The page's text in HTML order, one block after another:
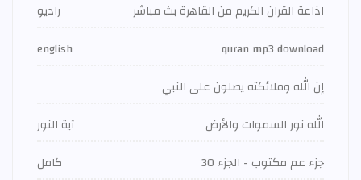
اذاعة القران الكريم من القاهرة بث مباشر
راديو
quran mp3 download
english
إن الله وملائكته يصلون على النبي
الله نور السموات والأرض
آية النور
جزء عم مكتوب - الجزء 30
كامل